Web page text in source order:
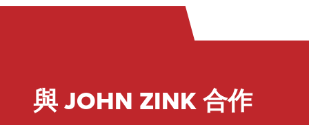
的專業知識可確
保符合監管標
準，同時最大限
維護計劃，以減
少意外停機時間
與 JOHN ZINK 合作